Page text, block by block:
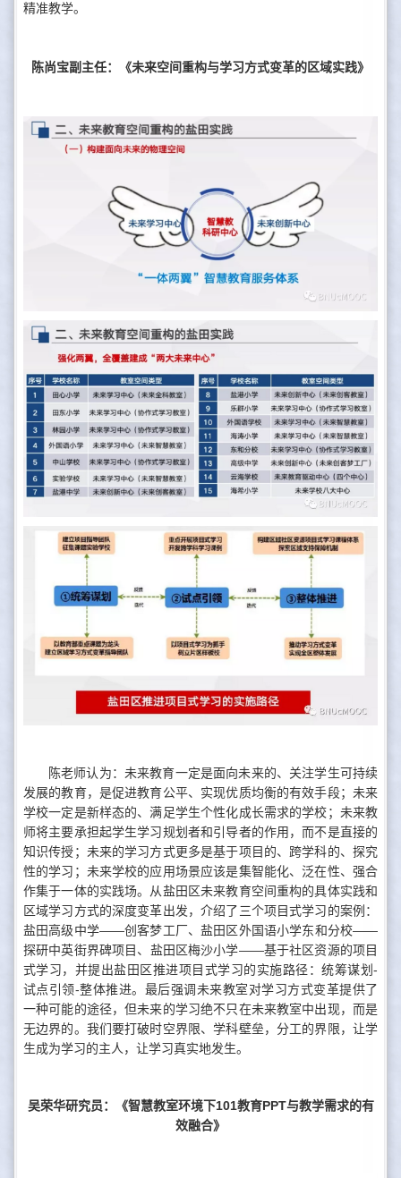
精准教学。
陈尚宝副主任：《未来空间重构与学习方式变革的区域实践》
陈老师认为：未来教育一定是面向未来的、关注学生可持续
发展的教育，是促进教育公平、实现优质均衡的有效手段；未来
学校一定是新样态的、满足学生个性化成长需求的学校；未来教
师将主要承担起学生学习规划者和引导者的作用，而不是直接的
知识传授；未来的学习方式更多是基于项目的、跨学科的、探究
性的学习；未来学校的应用场景应该是集智能化、泛在性、强合
作集于一体的实践场。从盐田区未来教育空间重构的具体实践和
区域学习方式的深度变革出发，介绍了三个项目式学习的案例：
盐田高级中学——创客梦工厂、盐田区外国语小学东和分校——
探研中英街界碑项目、盐田区梅沙小学——基于社区资源的项目
式学习，并提出盐田区推进项目式学习的实施路径：统筹谋划-
试点引领-整体推进。最后强调未来教室对学习方式变革提供了
一种可能的途径，但未来的学习绝不只在未来教室中出现，而是
无边界的。我们要打破时空界限、学科壁垒，分工的界限，让学
生成为学习的主人，让学习真实地发生。
吴荣华研究员：《智慧教室环境下101教育PPT与教学需求的有
效融合》